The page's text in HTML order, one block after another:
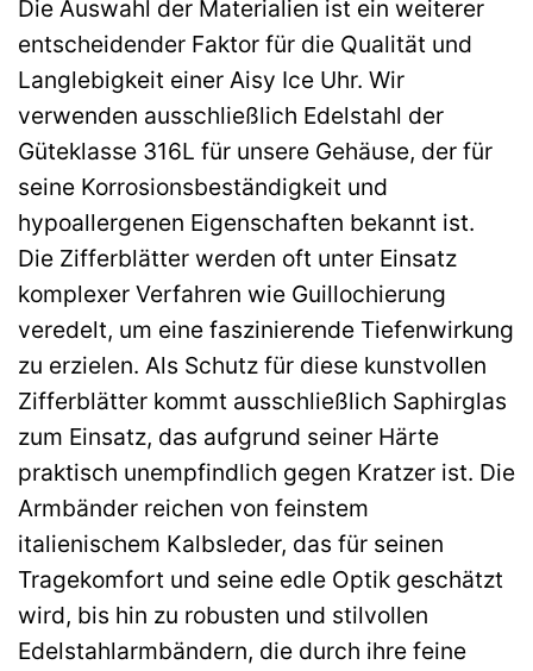
Die Auswahl der Materialien ist ein weiterer
entscheidender Faktor für die Qualität und
Langlebigkeit einer Aisy Ice Uhr. Wir
verwenden ausschließlich Edelstahl der
Güteklasse 316L für unsere Gehäuse, der für
seine Korrosionsbeständigkeit und
hypoallergenen Eigenschaften bekannt ist.
Die Zifferblätter werden oft unter Einsatz
komplexer Verfahren wie Guillochierung
veredelt, um eine faszinierende Tiefenwirkung
zu erzielen. Als Schutz für diese kunstvollen
Zifferblätter kommt ausschließlich Saphirglas
zum Einsatz, das aufgrund seiner Härte
praktisch unempfindlich gegen Kratzer ist. Die
Armbänder reichen von feinstem
italienischem Kalbsleder, das für seinen
Tragekomfort und seine edle Optik geschätzt
wird, bis hin zu robusten und stilvollen
Edelstahlarmbändern, die durch ihre feine